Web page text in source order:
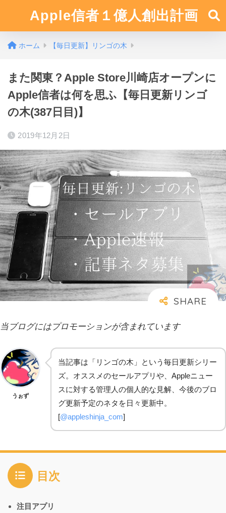
Apple信者１億人創出計画
ホーム 【毎日更新】リンゴの木
また関東？Apple Store川崎店オープンに
Apple信者は何を思ふ【毎日更新リンゴ
の木(387日目)】
2019年12月2日
当ブログにはプロモーションが含まれています
うぉず
当記事は「リンゴの木」という毎日更新シリー
ズ。オススメのセールアプリや、Appleニュー
スに対する管理人の個人的な見解、今後のブロ
グ更新予定のネタを日々更新中。
[@appleshinja_com]
目次
注目アプリ